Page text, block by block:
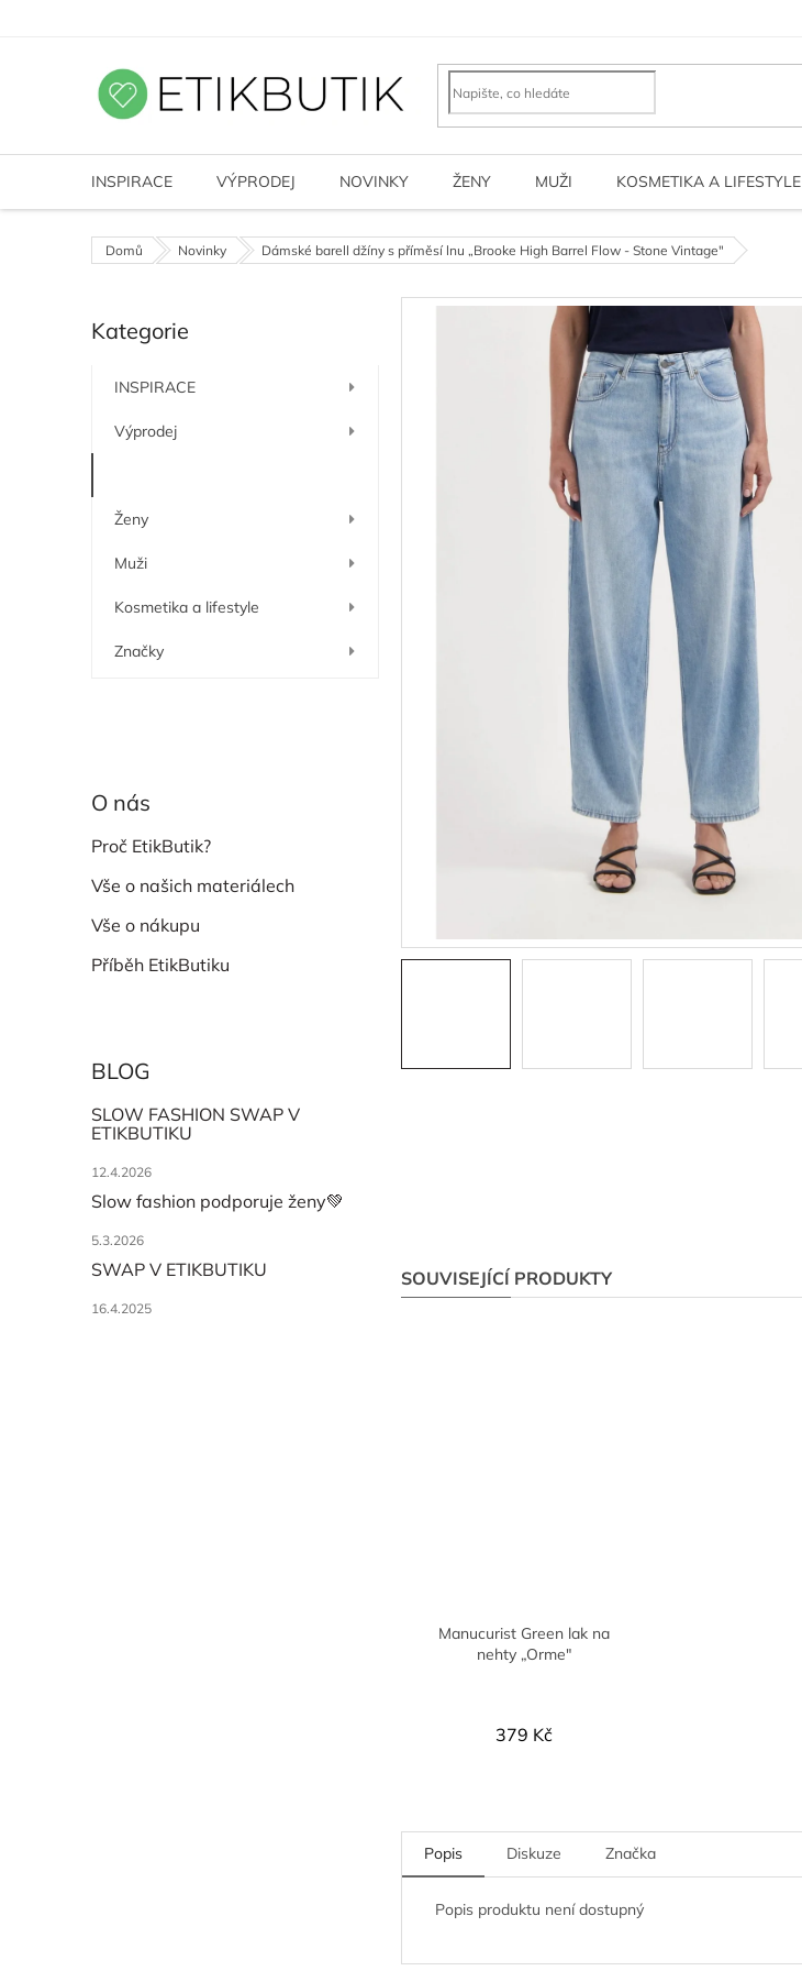
INSPIRACE VÝPRODEJ NOVINKY ŽENY MUŽI KOSMETIKA A LIFESTYLE
Domů Novinky Dámské barell džíny s příměsí lnu „Brooke High Barrel Flow - Stone Vintage"
o
n
í
Přeskočit
kategorie
Kategorie
INSPIRACE
Výprodej
Ženy
Muži
Kosmetika a lifestyle
Značky
O nás
Proč EtikButik?
Vše o našich materiálech
Vše o nákupu
Příběh EtikButiku
BLOG
SLOW FASHION SWAP V
ETIKBUTIKU
12.4.2026
Slow fashion podporuje ženy💚
5.3.2026
SWAP V ETIKBUTIKU
16.4.2025
SOUVISEJÍCÍ PRODUKTY
Manucurist Green lak na
nehty „Orme"
379 Kč
Popis Diskuze Značka
Popis produktu není dostupný